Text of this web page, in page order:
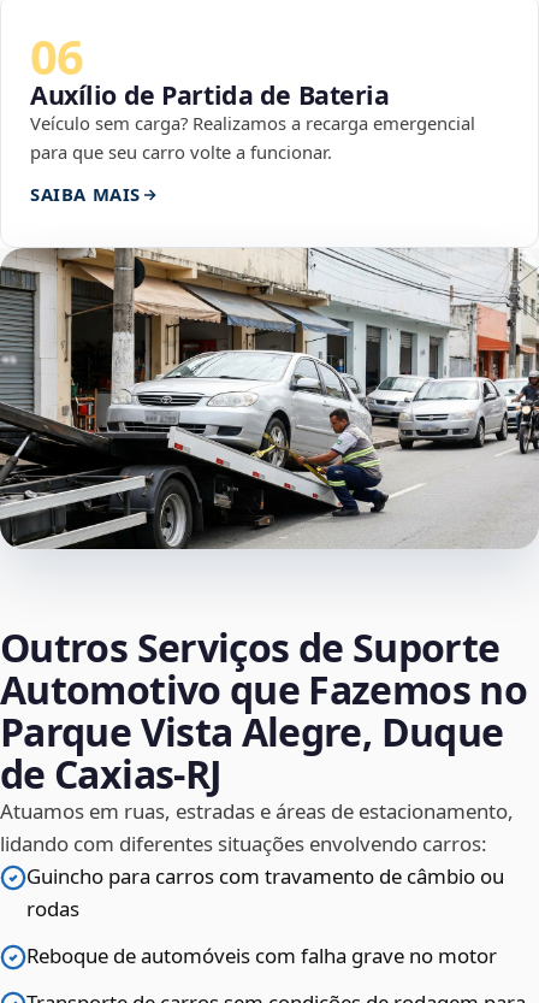
06
Auxílio de Partida de Bateria
Veículo sem carga? Realizamos a recarga emergencial
para que seu carro volte a funcionar.
SAIBA MAIS
Outros Serviços de Suporte
Automotivo que Fazemos no
Parque Vista Alegre, Duque
de Caxias‑RJ
Atuamos em ruas, estradas e áreas de estacionamento,
lidando com diferentes situações envolvendo carros:
Guincho para carros com travamento de câmbio ou
rodas
Reboque de automóveis com falha grave no motor